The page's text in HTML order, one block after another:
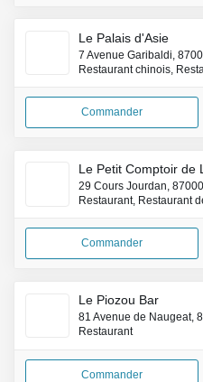
Le Palais d'Asie
7 Avenue Garibaldi,
Restaurant chinois,
Commander
Le Petit Comptoir de
29 Cours Jourdan,
Restaurant, Restaurant
Commander
Le Piozou Bar
81 Avenue de Naugeat,
Restaurant
Commander